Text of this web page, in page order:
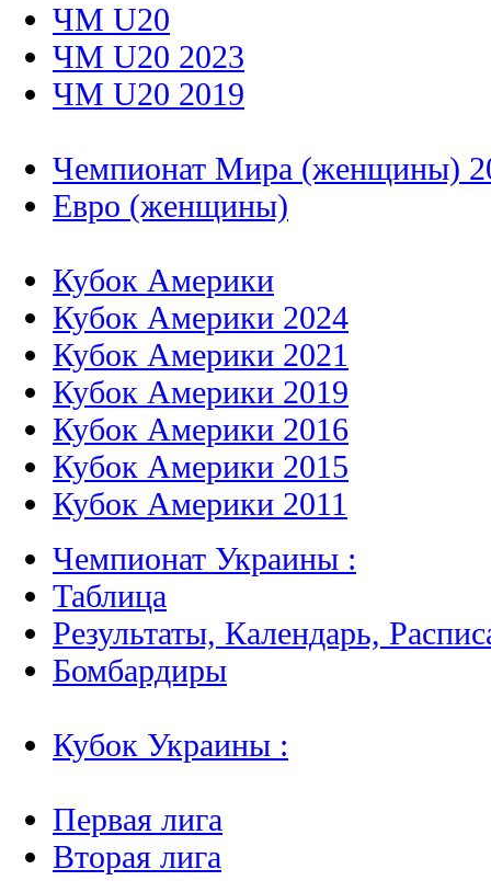
ЧМ U20
ЧМ U20 2023
ЧМ U20 2019
Чемпионат Мира (женщины)
Евро (женщины)
Кубок Америки
Кубок Америки 2024
Кубок Америки 2021
Кубок Америки 2019
Кубок Америки 2016
Кубок Америки 2015
Кубок Америки 2011
Чемпионат Украины :
Таблица
Результаты, Календарь,
Бомбардиры
Кубок Украины :
Первая лига
Вторая лига